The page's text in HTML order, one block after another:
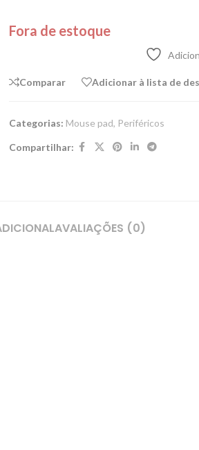
Fora de estoque
Comparar Adicionar à lista de
Categorias: Mouse pad, Periféricos
Compartilhar:
AVALIAÇÕES (0)